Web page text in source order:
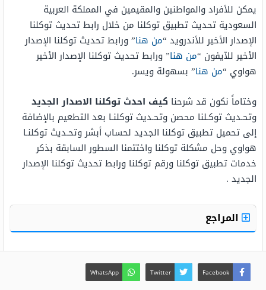
يمكن للأفراد والمواطنين والمقيمين في المملكة العربية
السعودية تحديث تطبيق توكلنا من خلال رابط تحديث توكلنا
الإصدار الأخير للأندرويد “من هنا” ورابط تحديث توكلنا الإصدار
الأخير للآيفون “من هنا” ورابط تحديث توكلنا الإصدار الأخير
هواوي “من هنا” بسهولة ويسر.
وختاماً نكون قد شرحنا كيف احدث توكلنا الاصدار الجديد
وتحـديث توكـلنا محصن وتحـديث توكلنـا بعد التطعيم بالإضافة
إلى تحميل تطبيق توكلنا الجديد لحساب أبشر وتحـديث توكلنـا
هواوي وحل مشكلة توكلنا واختتمنا السطور السابقة بذكر
خدمات تطبيق توكلنا ورقم توكلنا ورابط تحديث توكلنا الإصدار
الجديد .
المراجع
Facebook
Twitter
WhatsApp